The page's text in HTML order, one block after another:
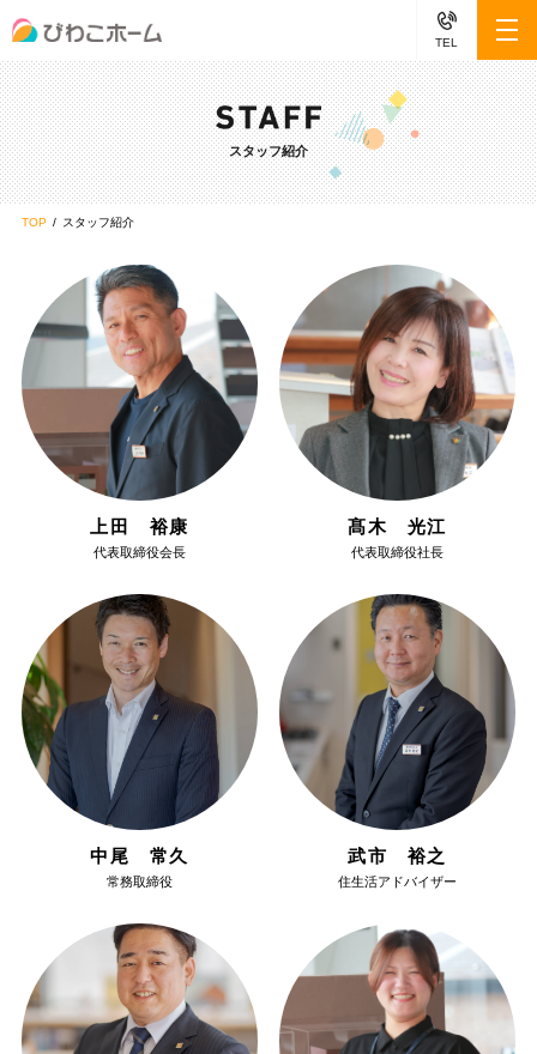
TEL
スタッフ紹介
TOP スタッフ紹介
上田 裕康
代表取締役会長
髙木 光江
代表取締役社長
中尾 常久
常務取締役
武市 裕之
住生活アドバイザー